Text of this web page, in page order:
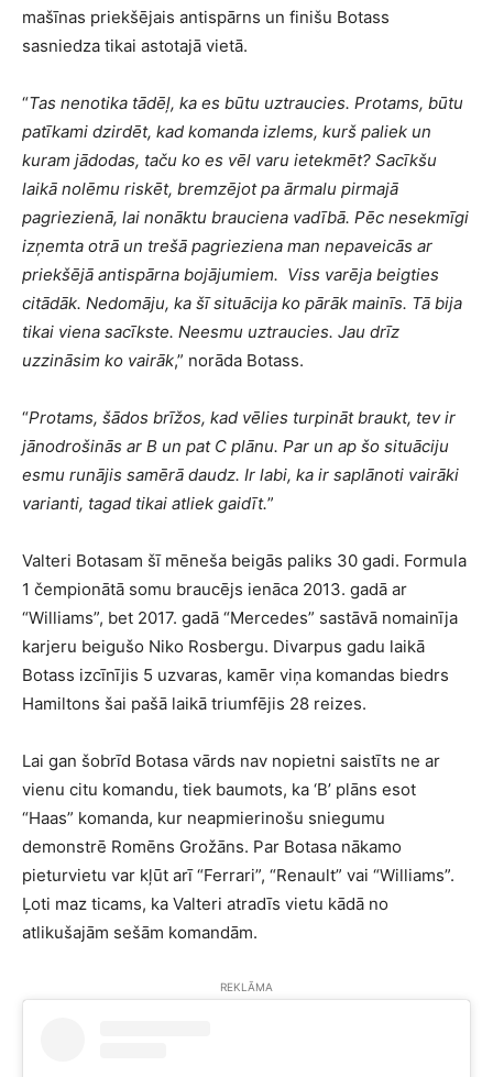
mašīnas priekšējais antispārns un finišu Botass
sasniedza tikai astotajā vietā.
“Tas nenotika tādēļ, ka es būtu uztraucies. Protams, būtu
patīkami dzirdēt, kad komanda izlems, kurš paliek un
kuram jādodas, taču ko es vēl varu ietekmēt? Sacīkšu
laikā nolēmu riskēt, bremzējot pa ārmalu pirmajā
pagriezienā, lai nonāktu brauciena vadībā. Pēc nesekmīgi
izņemta otrā un trešā pagrieziena man nepaveicās ar
priekšējā antispārna bojājumiem. Viss varēja beigties
citādāk. Nedomāju, ka šī situācija ko pārāk mainīs. Tā bija
tikai viena sacīkste. Neesmu uztraucies. Jau drīz
uzzināsim ko vairāk,” norāda Botass.
“Protams, šādos brīžos, kad vēlies turpināt braukt, tev ir
jānodrošinās ar B un pat C plānu. Par un ap šo situāciju
esmu runājis samērā daudz. Ir labi, ka ir saplānoti vairāki
varianti, tagad tikai atliek gaidīt.”
Valteri Botasam šī mēneša beigās paliks 30 gadi. Formula
1 čempionātā somu braucējs ienāca 2013. gadā ar
“Williams”, bet 2017. gadā “Mercedes” sastāvā nomainīja
karjeru beigušo Niko Rosbergu. Divarpus gadu laikā
Botass izcīnījis 5 uzvaras, kamēr viņa komandas biedrs
Hamiltons šai pašā laikā triumfējis 28 reizes.
Lai gan šobrīd Botasa vārds nav nopietni saistīts ne ar
vienu citu komandu, tiek baumots, ka ‘B’ plāns esot
“Haas” komanda, kur neapmierinošu sniegumu
demonstrē Romēns Grožāns. Par Botasa nākamo
pieturvietu var kļūt arī “Ferrari”, “Renault” vai “Williams”.
Ļoti maz ticams, ka Valteri atradīs vietu kādā no
atlikušajām sešām komandām.
REKLĀMA